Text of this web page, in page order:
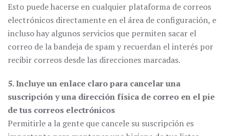
Esto puede hacerse en cualquier plataforma de correos
electrónicos directamente en el área de configuración, e
incluso hay algunos servicios que permiten sacar el
correo de la bandeja de spam y recuerdan el interés por
recibir correos desde las direcciones marcadas.
5. Incluye un enlace claro para cancelar una
suscripción y una dirección física de correo en el pie
de tus correos electrónicos
Permitirle a la gente que cancele su suscripción es